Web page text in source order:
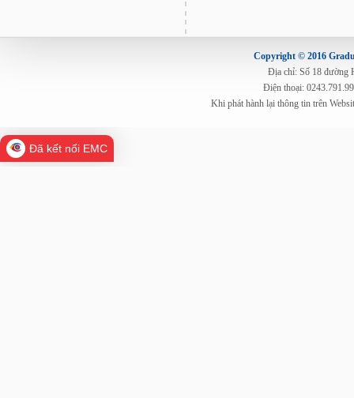
Copyright © 2016
Địa chỉ: Số 18 đường
Điện thoại:
Khi phát hành lại thông tin trên
Đã kết nối EMC